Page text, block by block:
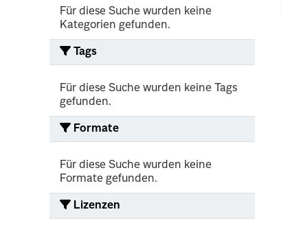
Für diese Suche wurden keine
Kategorien gefunden.
Tags
Für diese Suche wurden keine Tags
gefunden.
Formate
Für diese Suche wurden keine
Formate gefunden.
Lizenzen